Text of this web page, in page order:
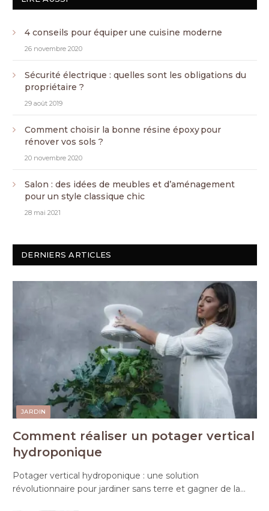
4 conseils pour équiper une cuisine moderne
26 novembre 2020
Sécurité électrique : quelles sont les obligations du
propriétaire ?
29 août 2019
Comment choisir la bonne résine époxy pour
rénover vos sols ?
20 novembre 2020
Salon : des idées de meubles et d’aménagement
pour un style classique chic
28 mai 2021
DERNIERS ARTICLES
JARDIN
Comment réaliser un potager vertical
hydroponique
Potager vertical hydroponique : une solution
révolutionnaire pour jardiner sans terre et gagner de la…